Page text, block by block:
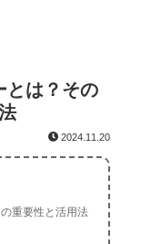
とは？その
2024.11.20
重要性と活用法